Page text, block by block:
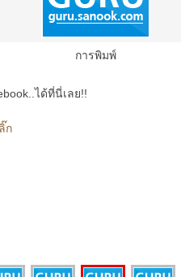
การพิมพ์
ได้ที่นี่เลย!!
ก